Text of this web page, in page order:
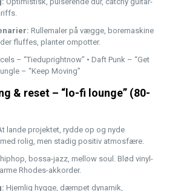
Rullemaler på vægge, boremaskine
fluffes, planter ompotter.
– “Tieduprightnow” • Daft Punk – “Get
– “Keep Moving”
& reset – “lo-fi lounge” (80-
lande projektet, rydde op og nyde
rolig, men stadig positiv atmosfære.
bossa-jazz, mellow soul. Blød vinyl-
Rhodes-akkorder.
Hjemlig hygge, dæmpet dynamik,